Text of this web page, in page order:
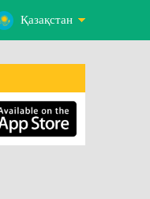
Қазақстан